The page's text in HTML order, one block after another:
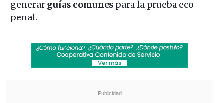
generar guías comunespara la prueba eco-
penal.